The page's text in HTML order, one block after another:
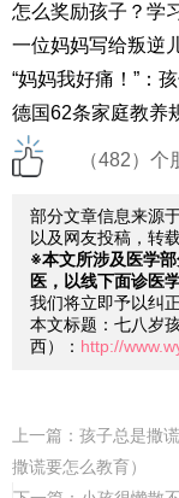
怎么奖励孩子？学
一位妈妈写给叛逆
“妈妈我好痛！”：
德国62条家庭教养
（482）个
部分文章信息来源
以及网友投稿，转
※本文所涉及医学
医，以线下面诊医
我们将立即予以纠
本文标题：七八岁
西）： http://
上一篇： 孩子总是撒
撒谎要怎么教育）